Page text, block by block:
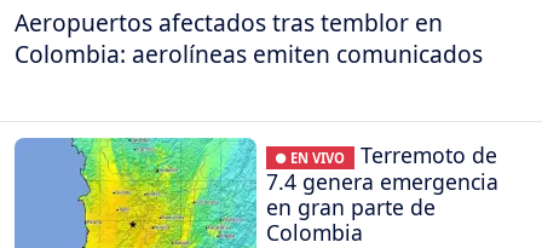
Aeropuertos afectados tras temblor en
Colombia: aerolíneas emiten comunicados
● EN VIVO
Terremoto de
7.4 genera emergencia
en gran parte de
Colombia